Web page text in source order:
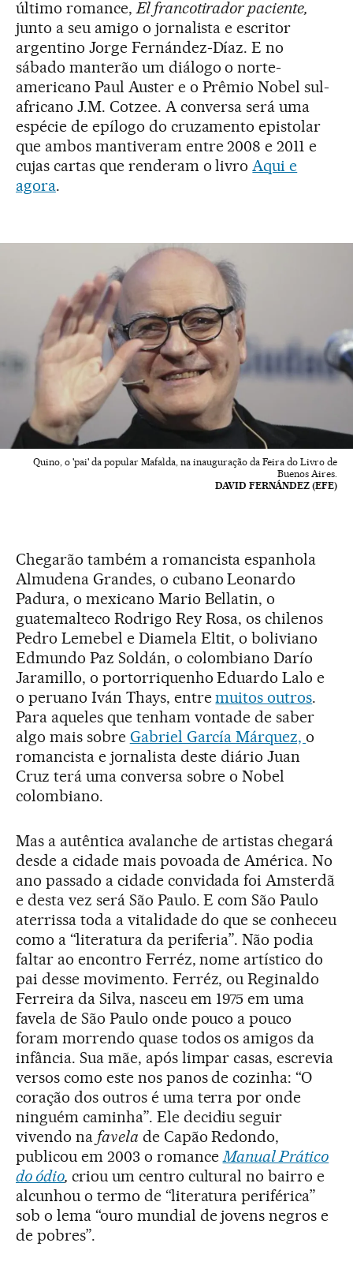
último romance,El francotirador paciente,
junto a seu amigo o jornalista e escritor
argentino Jorge Fernández-Díaz. E no
sábado manterão um diálogo o norte-
americano Paul Auster e o Prêmio Nobel sul-
africano J.M. Cotzee. A conversa será uma
espécie de epílogo do cruzamento epistolar
que ambos mantiveram entre 2008 e 2011 e
cujas cartas que renderam o livroAqui e
agora.
Quino, o 'pai' da popular Mafalda, na inauguração da Feira do Livro de
Buenos Aires.
DAVID FERNÁNDEZ (EFE)
Chegarão também a romancista espanhola
Almudena Grandes, o cubano Leonardo
Padura, o mexicano Mario Bellatin, o
guatemalteco Rodrigo Rey Rosa, os chilenos
Pedro Lemebel e Diamela Eltit, o boliviano
Edmundo Paz Soldán, o colombiano Darío
Jaramillo, o portorriquenho Eduardo Lalo e
o peruano Iván Thays, entremuitos outros.
Para aqueles que tenham vontade de saber
algo mais sobre Gabriel García Márquez,o
romancista e jornalista deste diário Juan
Cruz terá uma conversa sobre o Nobel
colombiano.
Mas a autêntica avalanche de artistas chegará
desde a cidade mais povoada de América. No
ano passado a cidade convidada foi Amsterdã
e desta vez será São Paulo. E com São Paulo
aterrissa toda a vitalidade do que se conheceu
como a “literatura da periferia”. Não podia
faltar ao encontro Ferréz, nome artístico do
pai desse movimento. Ferréz, ou Reginaldo
Ferreira da Silva, nasceu em 1975 em uma
favela de São Paulo onde pouco a pouco
foram morrendo quase todos os amigos da
infância. Sua mãe, após limpar casas, escrevia
versos como este nos panos de cozinha: “O
coração dos outros é uma terra por onde
ninguém caminha”. Ele decidiu seguir
vivendo na favela de Capão Redondo,
publicou em 2003 o romanceManual Prático
do ódio, criou um centro cultural no bairro e
alcunhou o termo de “literatura periférica”
sob o lema “ouro mundial de jovens negros e
de pobres”.